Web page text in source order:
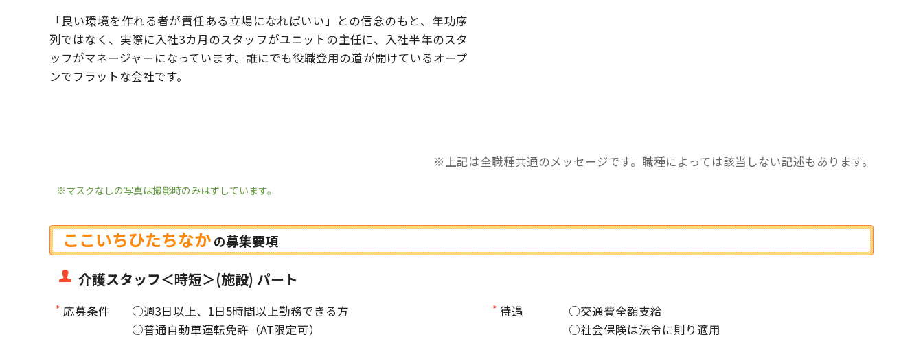
「良い環境を作れる者が責任ある立場になればいい」との信念のもと、 年功序
列ではなく、実際に入社3カ月のスタッフがユニットの主任に、 入社半年のスタ
ッフがマネージャーになっています。 誰にでも役職登用の道が開けているオープ
ンでフラットな会社です。
※上記は全職種共通のメッセージです。職種によっては該当しない記述もあります。
※マスクなしの写真は撮影時のみはずしています。
ここいちひたちなか の募集要項
介護スタッフ＜時短＞(施設) パート
応募条件
○週3日以上、1日5時間以上勤務できる方
○普通自動車運転免許（AT限定可）
待遇
○交通費全額支給
○社会保険は法令に則り適用